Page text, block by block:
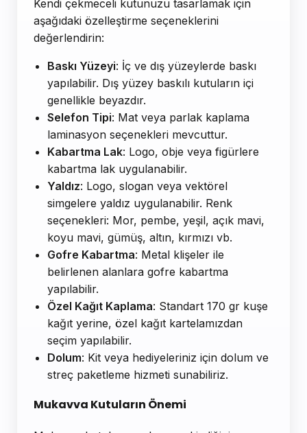
Kendi çekmeceli kutunuzu tasarlamak için
aşağıdaki özelleştirme seçeneklerini
değerlendirin:
Baskı Yüzeyi: İç ve dış yüzeylerde baskı
yapılabilir. Dış yüzey baskılı kutuların içi
genellikle beyazdır.
Selefon Tipi: Mat veya parlak kaplama
laminasyon seçenekleri mevcuttur.
Kabartma Lak: Logo, obje veya figürlere
kabartma lak uygulanabilir.
Yaldız: Logo, slogan veya vektörel
simgelere yaldız uygulanabilir. Renk
seçenekleri: Mor, pembe, yeşil, açık mavi,
koyu mavi, gümüş, altın, kırmızı vb.
Gofre Kabartma: Metal klişeler ile
belirlenen alanlara gofre kabartma
yapılabilir.
Özel Kağıt Kaplama: Standart 170 gr kuşe
kağıt yerine, özel kağıt kartelamızdan
seçim yapılabilir.
Dolum: Kit veya hediyeleriniz için dolum ve
streç paketleme hizmeti sunabiliriz.
Mukavva Kutuların Önemi